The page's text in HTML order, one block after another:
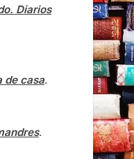
Diarios
de casa.
.